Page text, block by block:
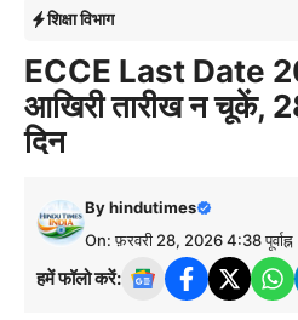
शिक्षा विभाग
ECCE Last Date
आखिरी तारीख न चूकें,
दिन
Byhindutimes
On: फ़रवरी 28, 2026 4:38 पूर्वाह्न
हमें फॉलो करें: